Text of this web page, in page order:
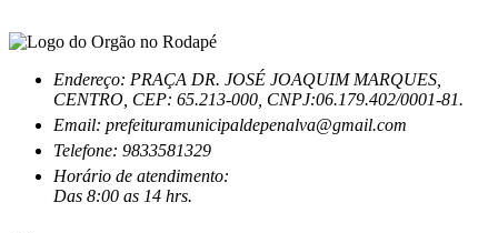
Endereço: PRAÇA DR. JOSÉ JOAQUIM MARQUES,
CENTRO, CEP: 65.213-000, CNPJ:06.179.402/0001-81.
Email: prefeituramunicipaldepenalva@gmail.com
Telefone: 9833581329
Horário de atendimento:
Das 8:00 as 14 hrs.